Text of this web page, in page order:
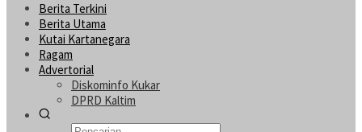
Berita Terkini
Berita Utama
Kutai Kartanegara
Ragam
Advertorial
Diskominfo Kukar
DPRD Kaltim